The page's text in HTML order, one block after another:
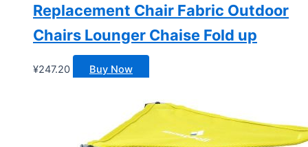
Replacement Chair Fabric Outdoor
Chairs Lounger Chaise Fold up
¥247.20 Buy Now